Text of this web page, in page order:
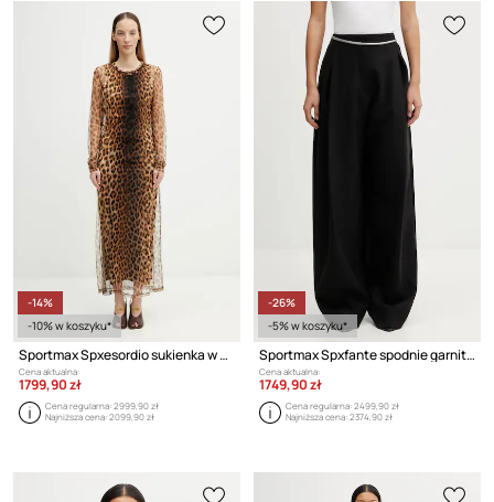
-14%
-10% w koszyku*
Sportmax Spxesordio sukienka w panterkę
Cena aktualna:
1799,90 zł
Cena regularna:2999,90 zł
Najniższa cena:2099,90 zł
-26%
-5% w koszyku*
Sportmax Spxfante spodnie garniturowe z wełną damskie
Cena aktualna:
1749,90 zł
Cena regularna:2499,90 zł
Najniższa cena:2374,90 zł